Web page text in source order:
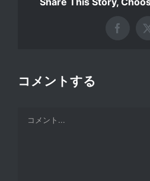
コメントする
Comment